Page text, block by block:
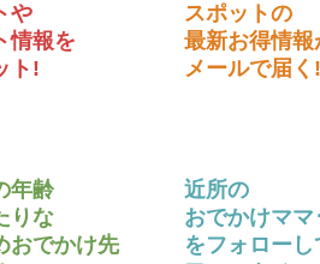
や
情報を
ト!
スポットの
最新お得情報
メールで届く!
年齢
りな
おでかけ先
近所の
おでかけママ
をフォローし